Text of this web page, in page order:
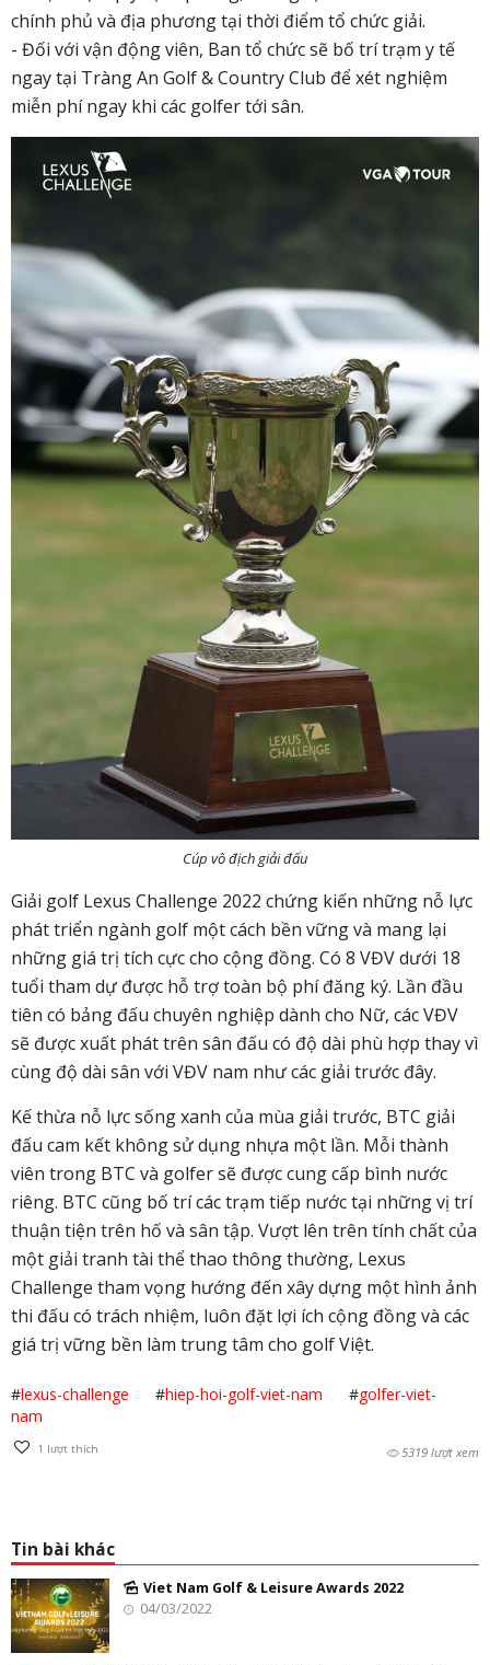
chính phủ và địa phương tại thời điểm tổ chức giải.
- Đối với vận động viên, Ban tổ chức sẽ bố trí trạm y tế
ngay tại Tràng An Golf & Country Club để xét nghiệm
miễn phí ngay khi các golfer tới sân.
Cúp vô địch giải đấu
Giải golf Lexus Challenge 2022 chứng kiến những nỗ lực
phát triển ngành golf một cách bền vững và mang lại
những giá trị tích cực cho cộng đồng. Có 8 VĐV dưới 18
tuổi tham dự được hỗ trợ toàn bộ phí đăng ký. Lần đầu
tiên có bảng đấu chuyên nghiệp dành cho Nữ, các VĐV
sẽ được xuất phát trên sân đấu có độ dài phù hợp thay vì
cùng độ dài sân với VĐV nam như các giải trước đây.
Kế thừa nỗ lực sống xanh của mùa giải trước, BTC giải
đấu cam kết không sử dụng nhựa một lần. Mỗi thành
viên trong BTC và golfer sẽ được cung cấp bình nước
riêng. BTC cũng bố trí các trạm tiếp nước tại những vị trí
thuận tiện trên hố và sân tập. Vượt lên trên tính chất của
một giải tranh tài thể thao thông thường, Lexus
Challenge tham vọng hướng đến xây dựng một hình ảnh
thi đấu có trách nhiệm, luôn đặt lợi ích cộng đồng và các
giá trị vững bền làm trung tâm cho golf Việt.
#lexus-challenge #hiep-hoi-golf-viet-nam #golfer-viet-
nam
1 lượt thích 5319 lượt xem
Tin bài khác
Viet Nam Golf & Leisure Awards 2022
04/03/2022